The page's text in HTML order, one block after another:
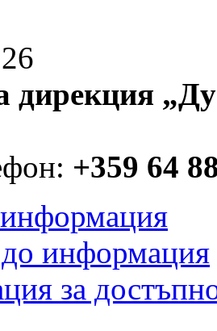
дирекция
+359 64
информация
за